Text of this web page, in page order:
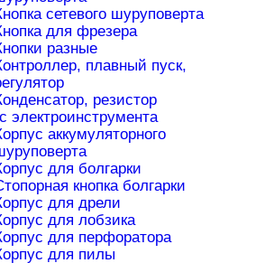
сетевого шуруповерта
для фрезера
разные
плавный пуск,
резистор
электроинструмента
аккумуляторного
для болгарки
кнопка болгарки
для дрели
для лобзика
для перфоратора
для пилы